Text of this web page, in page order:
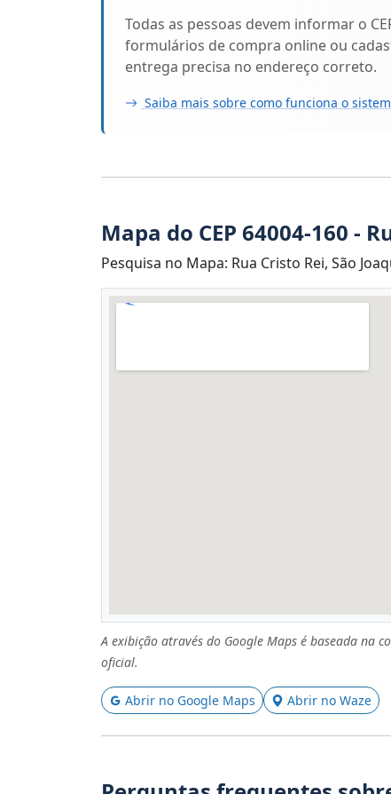
Todas as pessoas devem informar o
formulários de compra online ou
entrega precisa no endereço correto.
Saiba mais sobre como funciona o
Mapa do CEP 64004-160 -
Pesquisa no Mapa: Rua Cristo Rei, São
A exibição através do Google Maps é baseada na
oficial.
Abrir no Google Maps Abrir no Waze